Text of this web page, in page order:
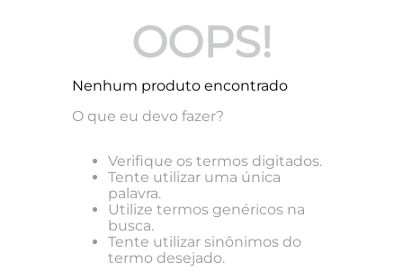
OOPS!
Nenhum produto encontrado
O que eu devo fazer?
Verifique os termos digitados.
Tente utilizar uma única
palavra.
Utilize termos genéricos na
busca.
Tente utilizar sinônimos do
termo desejado.